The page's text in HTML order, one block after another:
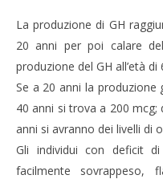
La produzione di GH
20 anni per poi calare
produzione del GH all’età
Se a 20 anni la produzione
40 anni si trova a 200 mcg;
anni si avranno dei livelli di
Gli individui con deficit
facilmente sovrappeso,